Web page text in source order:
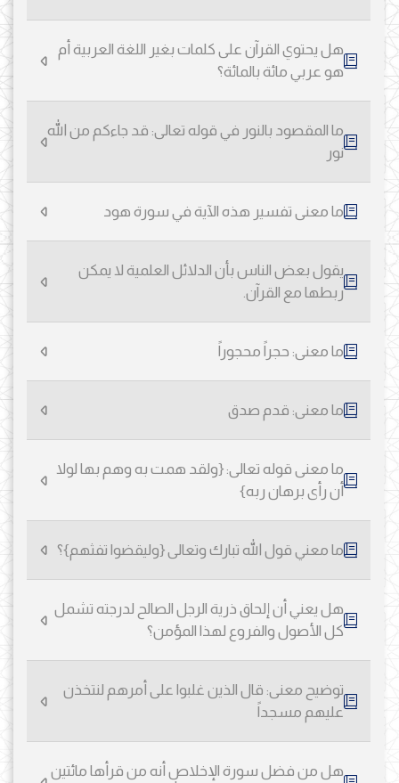
هل يحتوي القرآن على كلمات بغير اللغة العربية أم
هو عربي مائة بالمائة؟
ما المقصود بالنور في قوله تعالى: قد جاءكم من الله
نور
ما معنى تفسير هذه الآية في سورة هود
يقول بعض الناس بأن الدلائل العلمية لا يمكن
ربطها مع القرآن.
ما معنى: حجراً محجوراً
ما معنى: قدم صدق
ما معنى قوله تعالى: {ولقد همت به وهم بها لولا
أن رأى برهان ربه}
ما معني قول الله تبارك وتعالى {وليقضوا تفثهم}؟
هل يعني أن إلحاق ذرية الرجل الصالح لدرجته تشمل
كل الأصول والفروع لهذا المؤمن؟
توضيح معنى: قال الذين غلبوا على أمرهم لنتخذن
عليهم مسجداً
هل من فضل سورة الإخلاص أنه من قرأها مائتين